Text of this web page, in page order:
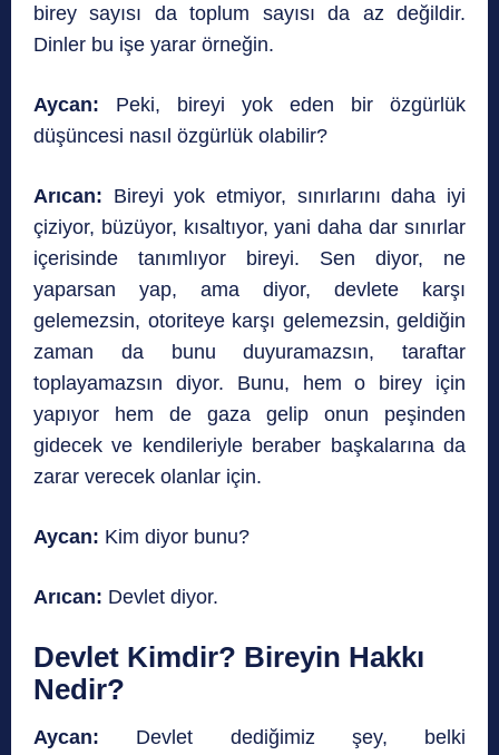
birey sayısı da toplum sayısı da az değildir.
Dinler bu işe yarar örneğin.
Aycan: Peki, bireyi yok eden bir özgürlük
düşüncesi nasıl özgürlük olabilir?
Arıcan: Bireyi yok etmiyor, sınırlarını daha iyi
çiziyor, büzüyor, kısaltıyor, yani daha dar sınırlar
içerisinde tanımlıyor bireyi. Sen diyor, ne
yaparsan yap, ama diyor, devlete karşı
gelemezsin, otoriteye karşı gelemezsin, geldiğin
zaman da bunu duyuramazsın, taraftar
toplayamazsın diyor. Bunu, hem o birey için
yapıyor hem de gaza gelip onun peşinden
gidecek ve kendileriyle beraber başkalarına da
zarar verecek olanlar için.
Aycan: Kim diyor bunu?
Arıcan: Devlet diyor.
Devlet Kimdir? Bireyin Hakkı
Nedir?
Aycan: Devlet dediğimiz şey, belki